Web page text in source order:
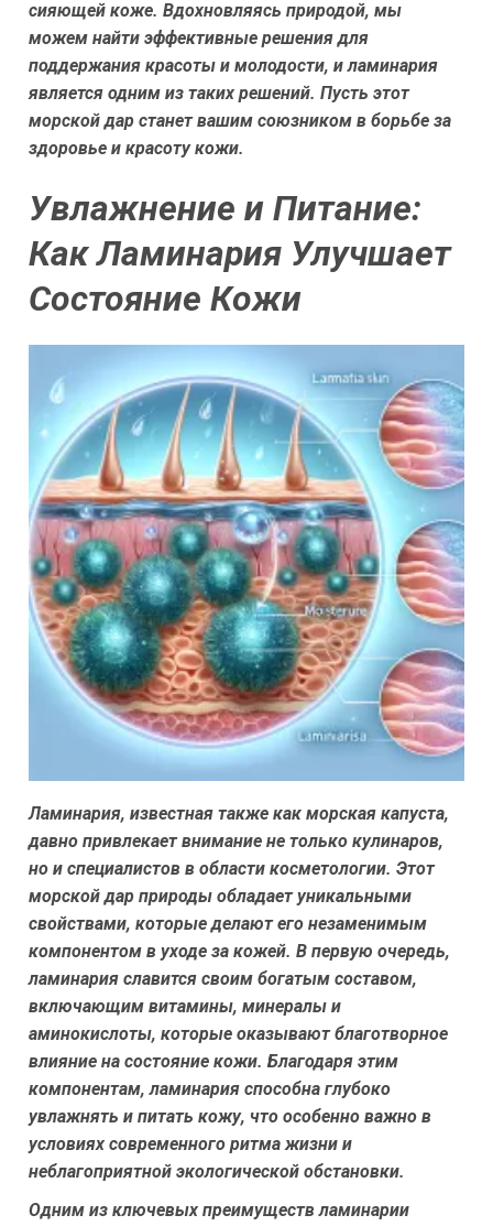
сияющей коже. Вдохновляясь природой, мы
можем найти эффективные решения для
поддержания красоты и молодости, и ламинария
является одним из таких решений. Пусть этот
морской дар станет вашим союзником в борьбе за
здоровье и красоту кожи.
Увлажнение и Питание:
Как Ламинария Улучшает
Состояние Кожи
Ламинария, известная также как морская капуста,
давно привлекает внимание не только кулинаров,
но и специалистов в области косметологии. Этот
морской дар природы обладает уникальными
свойствами, которые делают его незаменимым
компонентом в уходе за кожей. В первую очередь,
ламинария славится своим богатым составом,
включающим витамины, минералы и
аминокислоты, которые оказывают благотворное
влияние на состояние кожи. Благодаря этим
компонентам, ламинария способна глубоко
увлажнять и питать кожу, что особенно важно в
условиях современного ритма жизни и
неблагоприятной экологической обстановки.
Одним из ключевых преимуществ ламинарии